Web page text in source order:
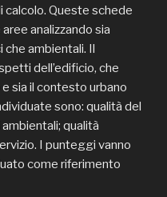
Queste schede
analizzando sia
ambientali. Il
dell’edificio, che
e sia il contesto urbano
sono: qualità del
qualità
I punteggi vanno
come riferimento